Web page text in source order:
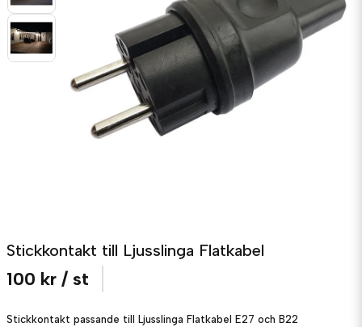
Stickkontakt till Ljusslinga Flatkabel
100 kr / st
Stickkontakt passande till Ljusslinga Flatkabel E27 och B22